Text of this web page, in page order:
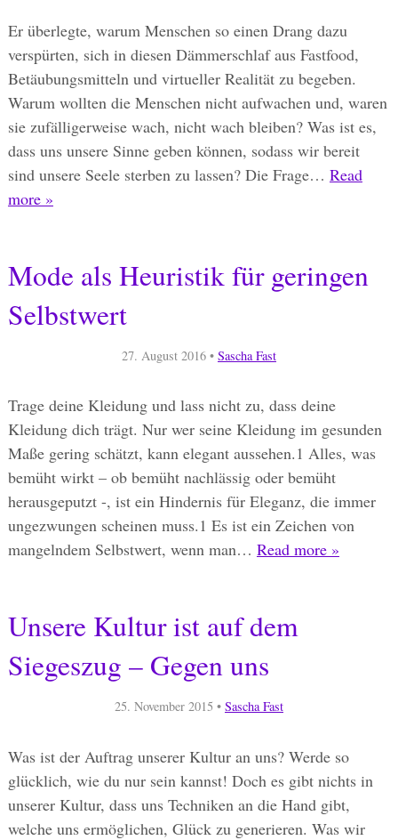
Er überlegte, warum Menschen so einen Drang dazu
verspürten, sich in diesen Dämmerschlaf aus Fastfood,
Betäubungsmitteln und virtueller Realität zu begeben.
Warum wollten die Menschen nicht aufwachen und, waren
sie zufälligerweise wach, nicht wach bleiben? Was ist es,
dass uns unsere Sinne geben können, sodass wir bereit
sind unsere Seele sterben zu lassen? Die Frage… Read
more »
Mode als Heuristik für geringen
Selbstwert
27. August 2016• Sascha Fast
Trage deine Kleidung und lass nicht zu, dass deine
Kleidung dich trägt. Nur wer seine Kleidung im gesunden
Maße gering schätzt, kann elegant aussehen.1 Alles, was
bemüht wirkt – ob bemüht nachlässig oder bemüht
herausgeputzt -, ist ein Hindernis für Eleganz, die immer
ungezwungen scheinen muss.1 Es ist ein Zeichen von
mangelndem Selbstwert, wenn man… Read more »
Unsere Kultur ist auf dem
Siegeszug – Gegen uns
25. November 2015 • Sascha Fast
Was ist der Auftrag unserer Kultur an uns? Werde so
glücklich, wie du nur sein kannst! Doch es gibt nichts in
unserer Kultur, dass uns Techniken an die Hand gibt,
welche uns ermöglichen, Glück zu generieren. Was wir